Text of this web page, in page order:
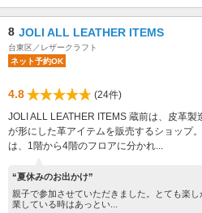
8 JOLI ALL LEATHER ITEMS
台東区／レザークラフト
ネット予約OK
4.8
(24件)
JOLI ALL LEATHER ITEMS 蔵前は、皮革
が形にした革アイテムを販売するショップ
は、1階から4階のフロアに分かれ...
“夏休みのお出かけ”
親子で参加させていただきました。とても楽
業している時はあっとい...